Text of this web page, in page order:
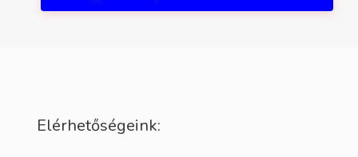
Elérhetőségeink: